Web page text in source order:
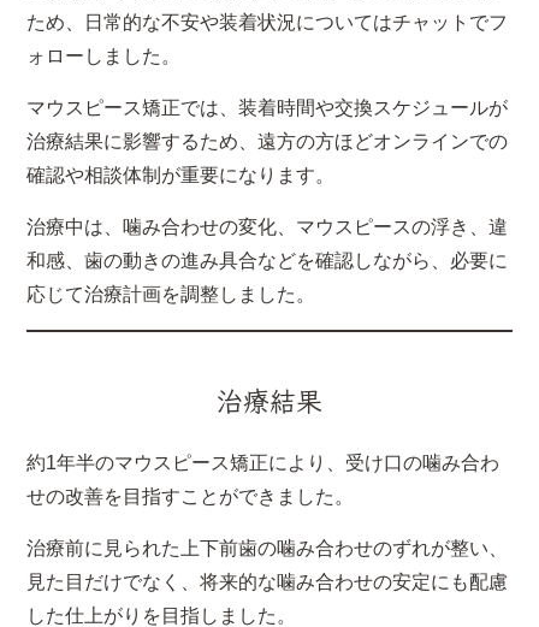
ため、日常的な不安や装着状況についてはチャットでフ
ォローしました。
マウスピース矯正では、装着時間や交換スケジュールが
治療結果に影響するため、遠方の方ほどオンラインでの
確認や相談体制が重要になります。
治療中は、噛み合わせの変化、マウスピースの浮き、違
和感、歯の動きの進み具合などを確認しながら、必要に
応じて治療計画を調整しました。
治療結果
約1年半のマウスピース矯正により、受け口の噛み合わ
せの改善を目指すことができました。
治療前に見られた上下前歯の噛み合わせのずれが整い、
見た目だけでなく、将来的な噛み合わせの安定にも配慮
した仕上がりを目指しました。